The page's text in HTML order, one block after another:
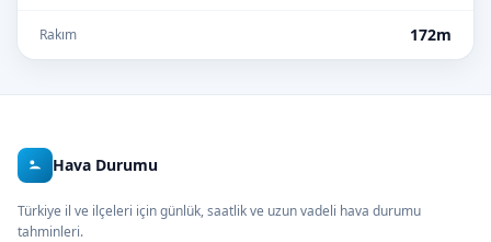
Rakım 172m
Hava Durumu
Türkiye il ve ilçeleri için günlük, saatlik ve uzun vadeli hava durumu
tahminleri.